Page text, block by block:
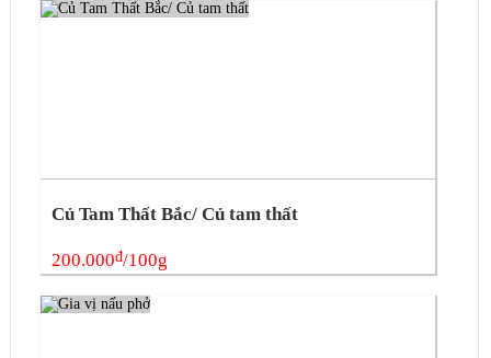
Củ Tam Thất Bắc/ Củ tam thất
200.000đ/100g